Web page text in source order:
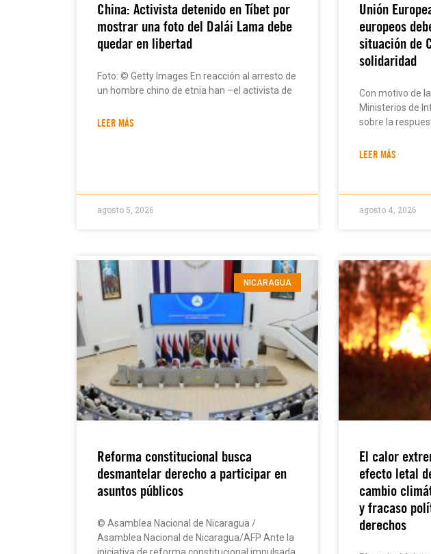
China: Activista detenido en Tíbet por
mostrar una foto del Dalái Lama debe
quedar en libertad
Foto: © Getty Images En reacción al arresto de
un hombre chino de etnia han –el activista de
LEER MÁS
agosto 5, 2026
Unión
europeos
situación de
solidaridad
Con motivo de
Ministerios de
sobre la
LEER MÁS
agosto 4, 2026
NICARAGUA
Reforma constitucional busca
desmantelar derecho a participar en
asuntos públicos
© Asamblea Nacional de Nicaragua /
Asamblea Nacional de Nicaragua/AFP Ante la
iniciativa de reforma constitucional impulsada
El calor
efecto letal
cambio
y fracaso
derechos